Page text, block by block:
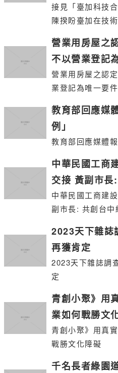
接見「臺加科技
陳揆盼臺加在技
營業用房屋之
不以營業登記
營業用房屋之認
業登記為唯一要件
教育部回應媒
例」
教育部回應媒體
中華民國工商
交接 黃副市長
中華民國工商建
副市長: 共創台中
2023天下雜誌
再獲肯定
2023天下雜誌調
定
青創小聚》用
業如何戰勝文
青創小聚》用真
戰勝文化障礙
千名長者綠園